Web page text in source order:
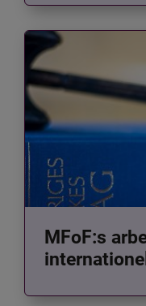
MFoF:s